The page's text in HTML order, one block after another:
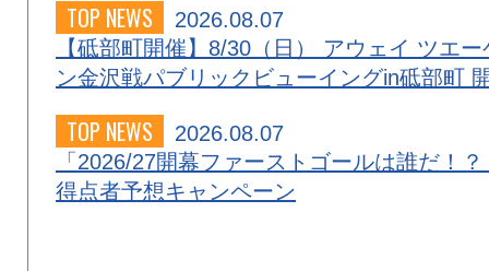
TOP NEWS
2026.08.07
【砥部町開催】8/30（日） アウェイ ツエー
ン金沢戦パブリックビューイングin砥部町
TOP NEWS
2026.08.07
「2026/27開幕ファーストゴールは誰だ！？
得点者予想キャンペーン